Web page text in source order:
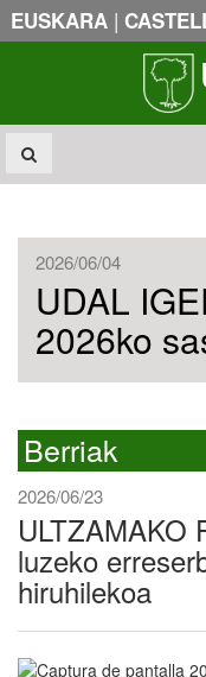
EUSKARA |
2026/06/04
UDAL
2026ko
Berriak
2026/06/23
ULTZAMAKO
luzeko
hiruhilekoa